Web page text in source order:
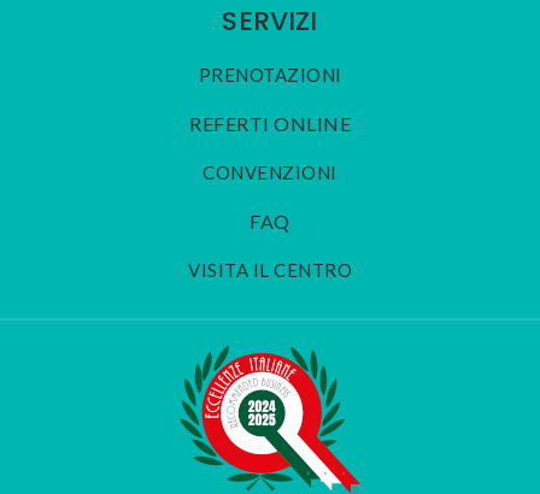
SERVIZI
PRENOTAZIONI
REFERTI ONLINE
CONVENZIONI
FAQ
VISITA IL CENTRO